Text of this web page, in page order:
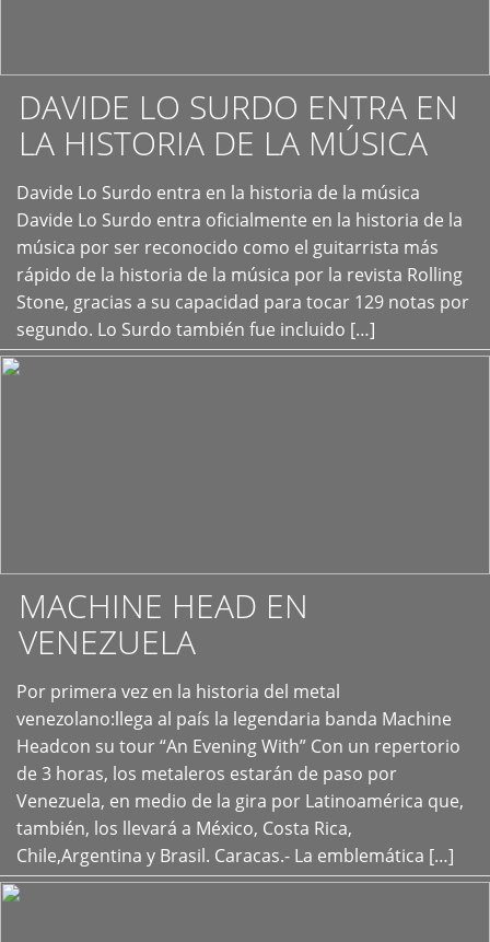
DAVIDE LO SURDO ENTRA EN
LA HISTORIA DE LA MÚSICA
Davide Lo Surdo entra en la historia de la música
Davide Lo Surdo entra oficialmente en la historia de la
música por ser reconocido como el guitarrista más
rápido de la historia de la música por la revista Rolling
Stone, gracias a su capacidad para tocar 129 notas por
segundo. Lo Surdo también fue incluido […]
+
MACHINE HEAD EN
VENEZUELA
Por primera vez en la historia del metal
venezolano:llega al país la legendaria banda Machine
Headcon su tour “An Evening With” Con un repertorio
de 3 horas, los metaleros estarán de paso por
Venezuela, en medio de la gira por Latinoamérica que,
también, los llevará a México, Costa Rica,
Chile,Argentina y Brasil. Caracas.- La emblemática […]
+